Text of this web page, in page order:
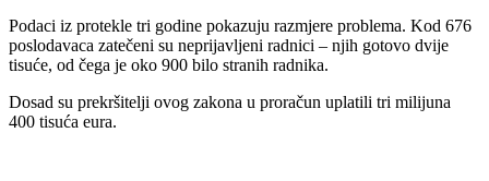
Podaci iz protekle tri godine pokazuju razmjere problema. Kod 676
poslodavaca zatečeni su neprijavljeni radnici – njih gotovo dvije
tisuće, od čega je oko 900 bilo stranih radnika.
Dosad su prekršitelji ovog zakona u proračun uplatili tri milijuna
400 tisuća eura.